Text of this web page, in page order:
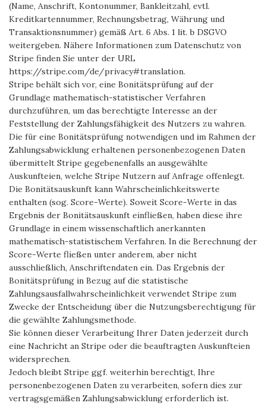
(Name, Anschrift, Kontonummer, Bankleitzahl, evtl.
Kreditkartennummer, Rechnungsbetrag, Währung und
Transaktionsnummer) gemäß Art. 6 Abs. 1 lit. b DSGVO
weitergeben. Nähere Informationen zum Datenschutz von
Stripe finden Sie unter der URL
https://stripe.com/de/privacy#translation.
Stripe behält sich vor, eine Bonitätsprüfung auf der
Grundlage mathematisch-statistischer Verfahren
durchzuführen, um das berechtigte Interesse an der
Feststellung der Zahlungsfähigkeit des Nutzers zu wahren.
Die für eine Bonitätsprüfung notwendigen und im Rahmen der
Zahlungsabwicklung erhaltenen personenbezogenen Daten
übermittelt Stripe gegebenenfalls an ausgewählte
Auskunfteien, welche Stripe Nutzern auf Anfrage offenlegt.
Die Bonitätsauskunft kann Wahrscheinlichkeitswerte
enthalten (sog. Score-Werte). Soweit Score-Werte in das
Ergebnis der Bonitätsauskunft einfließen, haben diese ihre
Grundlage in einem wissenschaftlich anerkannten
mathematisch-statistischem Verfahren. In die Berechnung der
Score-Werte fließen unter anderem, aber nicht
ausschließlich, Anschriftendaten ein. Das Ergebnis der
Bonitätsprüfung in Bezug auf die statistische
Zahlungsausfallwahrscheinlichkeit verwendet Stripe zum
Zwecke der Entscheidung über die Nutzungsberechtigung für
die gewählte Zahlungsmethode.
Sie können dieser Verarbeitung Ihrer Daten jederzeit durch
eine Nachricht an Stripe oder die beauftragten Auskunfteien
widersprechen.
Jedoch bleibt Stripe ggf. weiterhin berechtigt, Ihre
personenbezogenen Daten zu verarbeiten, sofern dies zur
vertragsgemäßen Zahlungsabwicklung erforderlich ist.